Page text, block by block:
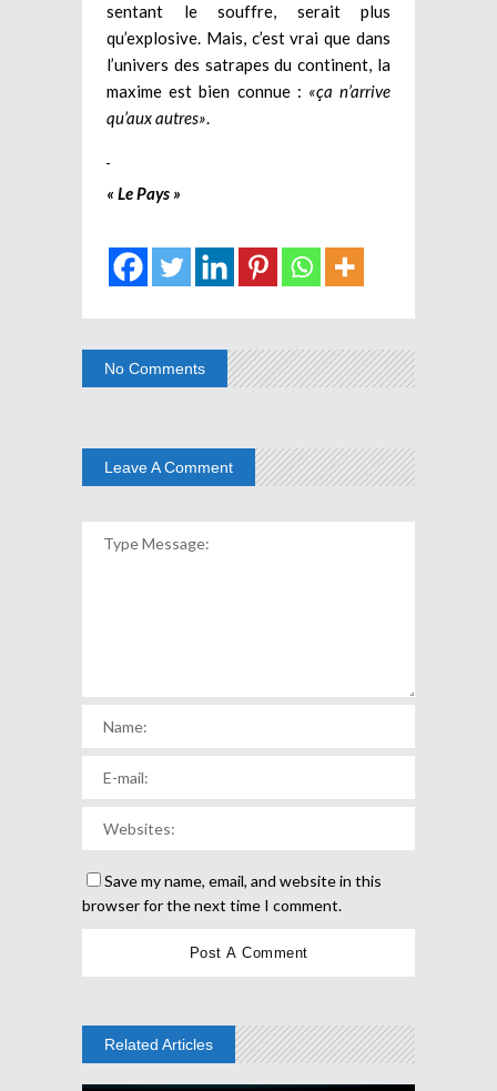
sentant le souffre, serait plus
qu’explosive. Mais, c’est vrai que dans
l’univers des satrapes du continent, la
maxime est bien connue : «ça n’arrive
qu’aux autres».
« Le Pays »
No Comments
Leave A Comment
Save my name, email, and website in this
browser for the next time I comment.
Related Articles